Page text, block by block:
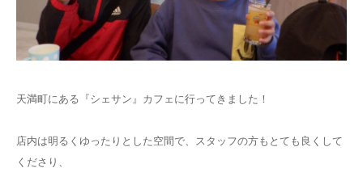
天満町にある『シェサン』カフェに行ってきました！
店内は明るくゆったりとした空間で、スタッフの方もとても良くして
くださり、